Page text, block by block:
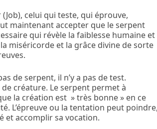
celui qui teste, qui éprouve,
maintenant accepter que le serpent
qui révèle la faiblesse humaine et
miséricorde et la grâce divine de sorte
de serpent, il n’y a pas de test.
créature. Le serpent permet à
la création est » très bonne » en ce
L’épreuve ou la tentation peut
et accomplir sa vocation.